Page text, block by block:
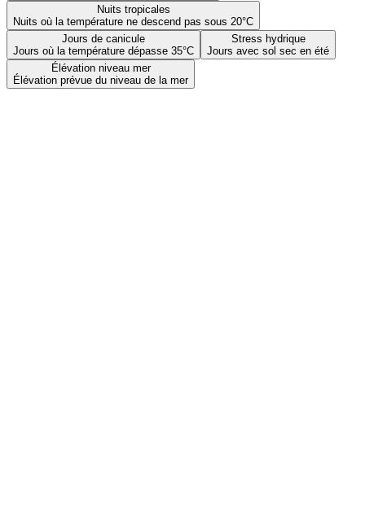
Nuits tropicales
Nuits où la température ne descend pas sous 20°C
Jours de canicule
Jours où la température dépasse 35°C
Stress hydrique
Jours avec sol sec en été
Élévation niveau mer
Élévation prévue du niveau de la mer